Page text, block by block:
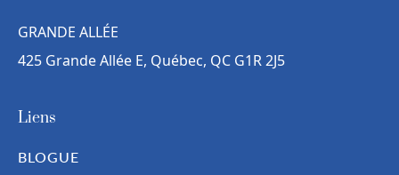
GRANDE ALLÉE
425 Grande Allée E, Québec, QC G1R 2J5
Liens
BLOGUE